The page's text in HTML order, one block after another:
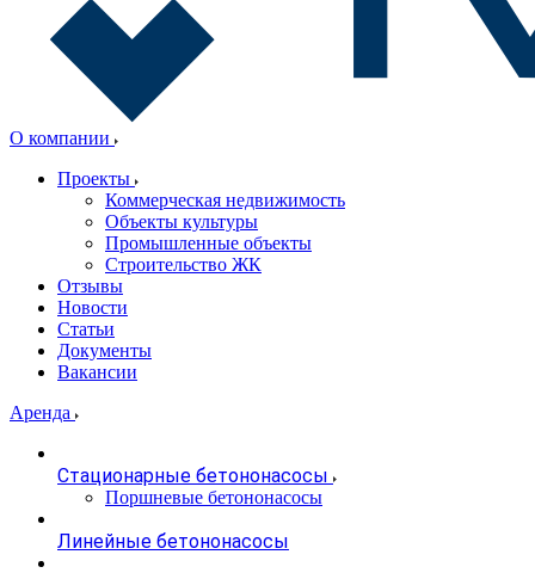
О компании
Проекты
Коммерческая недвижимость
Объекты культуры
Промышленные объекты
Строительство ЖК
Отзывы
Новости
Статьи
Документы
Вакансии
Аренда
Стационарные бетононасосы
Поршневые бетононасосы
Линейные бетононасосы